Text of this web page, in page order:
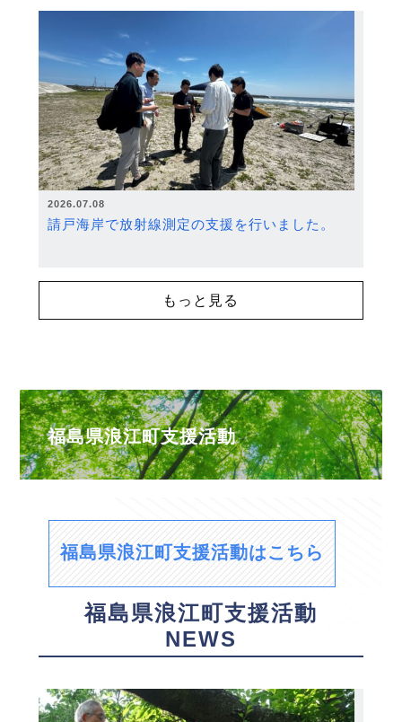
2026.07.08
請戸海岸で放射線測定の支援を行いました。
もっと見る
福島県浪江町支援活動
福島県浪江町支援活動はこちら
福島県浪江町支援活動
NEWS